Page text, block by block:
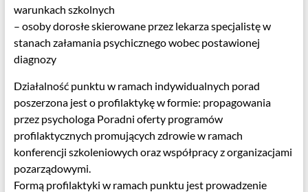
warunkach szkolnych
– osoby dorosłe skierowane przez lekarza specjalistę w
stanach załamania psychicznego wobec postawionej
diagnozy
Działalność punktu w ramach indywidualnych porad
poszerzona jest o profilaktykę w formie: propagowania
przez psychologa Poradni oferty programów
profilaktycznych promujących zdrowie w ramach
konferencji szkoleniowych oraz współpracy z organizacjami
pozarządowymi.
Formą profilaktyki w ramach punktu jest prowadzenie